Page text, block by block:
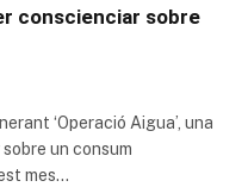
conscienciar sobre
‘Operació Aigua’, una
un consum
mes…